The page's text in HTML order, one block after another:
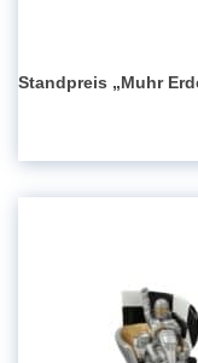
Standpreis „Muhr